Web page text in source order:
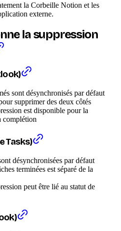
la Corbeille Notion et les
externe.
la suppression
sont désynchronisés par défaut
supprimer des deux côtés
est disponible pour la
complétion
Tasks)
désynchronisées par défaut
terminées est séparé de la
peut être lié au statut de